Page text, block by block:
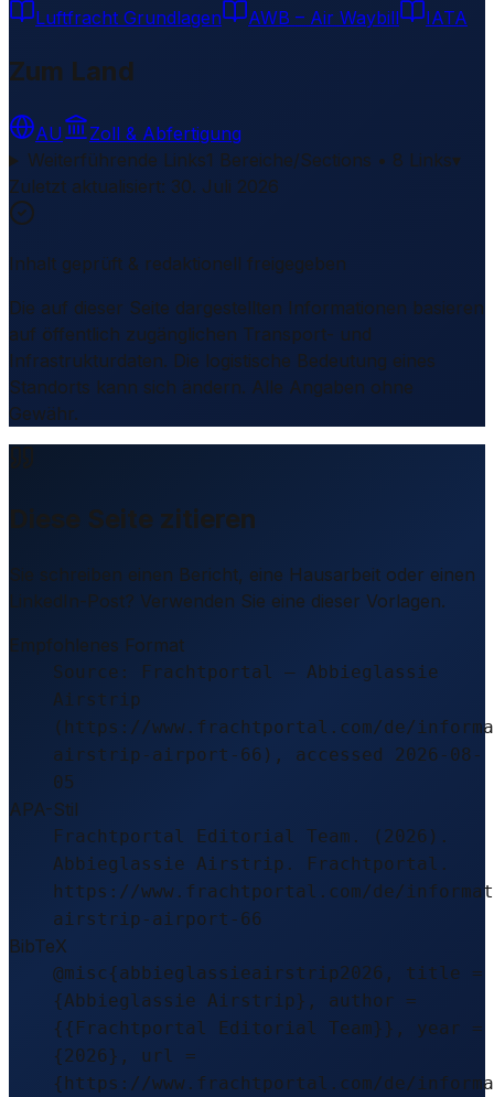
Luftfracht Grundlagen AWB – Air Waybill IATA
Zum Land
AU
Zoll & Abfertigung
Weiterführende Links1 Bereiche/Sections • 8 Links▾
Zuletzt aktualisiert: 30. Juli 2026
Inhalt geprüft & redaktionell freigegeben
Die auf dieser Seite dargestellten Informationen basieren
auf öffentlich zugänglichen Transport- und
Infrastrukturdaten. Die logistische Bedeutung eines
Standorts kann sich ändern. Alle Angaben ohne
Gewähr.
Diese Seite zitieren
Sie schreiben einen Bericht, eine Hausarbeit oder einen
LinkedIn-Post? Verwenden Sie eine dieser Vorlagen.
Empfohlenes Format
Source: Frachtportal – Abbieglassie
Airstrip
(https://www.frachtportal.com/de/
airstrip-airport-66), accessed 2026-08-
05
APA-Stil
Frachtportal Editorial Team. (2026).
Abbieglassie Airstrip. Frachtportal.
https://www.frachtportal.com/de/
airstrip-airport-66
BibTeX
@misc{abbieglassieairstrip2026, title =
{Abbieglassie Airstrip}, author =
{{Frachtportal Editorial Team}}, year =
{2026}, url =
{https://www.frachtportal.com/de/